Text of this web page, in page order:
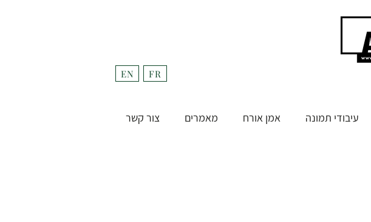
EN FR
עיבודי תמונה אמן אורח מאמרים צור קשר